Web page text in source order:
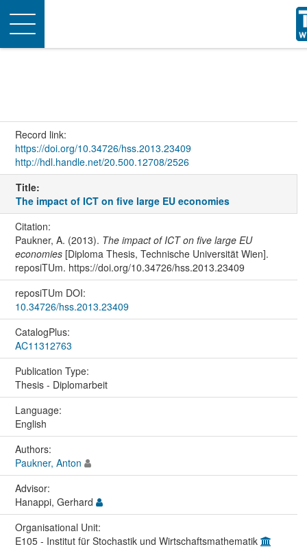
Toggle
navigation
Record link:
https://doi.org/10.34726/hss.2013.23409
http://hdl.handle.net/20.500.12708/2526
Title:
The impact of ICT on five large EU economies
Citation:
Paukner, A. (2013). The impact of ICT on five large EU
economies[Diploma Thesis, Technische Universität Wien].
reposiTUm. https://doi.org/10.34726/hss.2013.23409
reposiTUm DOI:
10.34726/hss.2013.23409
CatalogPlus:
AC11312763
Publication Type:
Thesis - Diplomarbeit
Language:
English
Authors:
Paukner, Anton
Advisor:
Hanappi, Gerhard
Organisational Unit:
E105 - Institut für Stochastik und Wirtschaftsmathematik